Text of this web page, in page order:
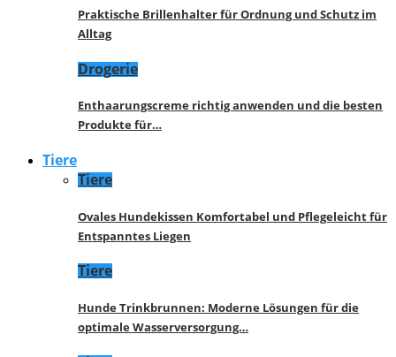
Praktische Brillenhalter für Ordnung und Schutz im
Alltag
Drogerie
Enthaarungscreme richtig anwenden und die besten
Produkte für…
Tiere
Tiere
Ovales Hundekissen Komfortabel und Pflegeleicht für
Entspanntes Liegen
Tiere
Hunde Trinkbrunnen: Moderne Lösungen für die
optimale Wasserversorgung…